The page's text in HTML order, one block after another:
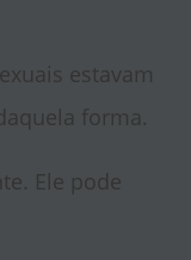
estavam
forma.
Ele pode